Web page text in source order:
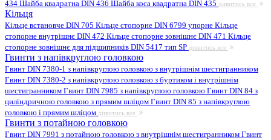
434 Шайба квадратна DIN 436 Шайба коса квадратна DIN 435 дивитись все
Кільця
Кільце встановче DIN 705 Кільце стопорне DIN 6799 упорне Кільце
стопорне внутрішнє DIN 472 Кільце стопорне зовнішнє DIN 471 Кільце
стопорне зовнішнє для підшипників DIN 5417 тип SP дивитись все
Гвинти з напівкруглою головкою
Гвинт DIN 7380-1 з напівкруглою головкою з внутрішнім шестигранником
Гвинт DIN 7380-2 з напівкруглою головкою з буртиком і внутрішнім
шестигранником Гвинт DIN 7985 з напівкруглою головкою Гвинт DIN 84 з
циліндричною головкою з прямим шліцом Гвинт DIN 85 з напівкруглою
головкою і прямим шліцом дивитись все
Гвинти з потайною головкою
Гвинт DIN 7991 з потайною головкою з внутрішнім шестигранником Гвинт